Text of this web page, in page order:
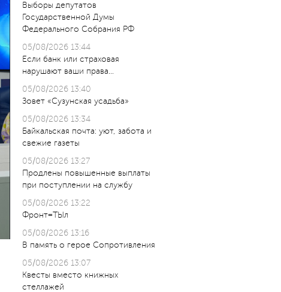
Выборы депутатов
Государственной Думы
Федерального Собрания РФ
05/08/2026 13:44
Если банк или страховая
нарушают ваши права…
05/08/2026 13:40
Зовет «Сузунская усадьба»
05/08/2026 13:34
Байкальская почта: уют, забота и
свежие газеты
05/08/2026 13:27
Продлены повышенные выплаты
при поступлении на службу
05/08/2026 13:22
Фронт=ТЫл
05/08/2026 13:16
В память о герое Сопротивления
05/08/2026 13:07
Квесты вместо книжных
стеллажей